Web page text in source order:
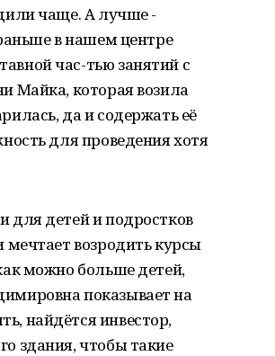
чаще. А лучше -
в нашем центре
час-тью занятий с
Майка, которая возила
да и содержать её
для проведения хотя
для детей и подростков
возродить курсы
можно больше детей,
показывает на
найдётся инвестор,
здания, чтобы такие